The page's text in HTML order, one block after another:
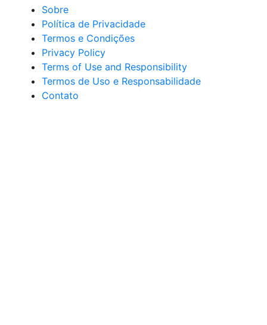
Sobre
Política de Privacidade
Termos e Condições
Privacy Policy
Terms of Use and Responsibility
Termos de Uso e Responsabilidade
Contato